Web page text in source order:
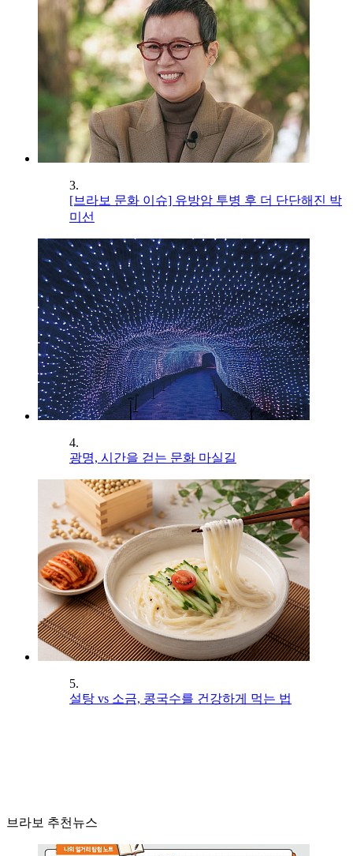
3.
[브라보 문화 이슈] 유방암 투병 후 더 단단해진 박
미선
4.
광명, 시간을 걷는 문화 마실길
5.
설탕 vs 소금, 콩국수를 건강하게 먹는 법
브라보 추천뉴스